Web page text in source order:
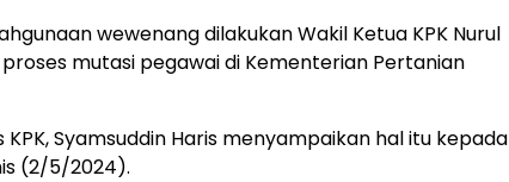
wewenang dilakukan Wakil Ketua KPK Nurul
mutasi pegawai di Kementerian Pertanian
Syamsuddin Haris menyampaikan hal itu kepada
(2/5/2024).